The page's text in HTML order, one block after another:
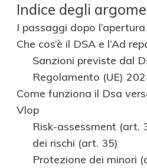
Indice degli
I passaggi dopo l’apertura
Che cos’è il DSA e l’Ad
Sanzioni previste dal
Regolamento (UE)
Come funziona il Dsa
Vlop
Risk-assessment (art.
dei rischi (art. 35)
Protezione dei minori